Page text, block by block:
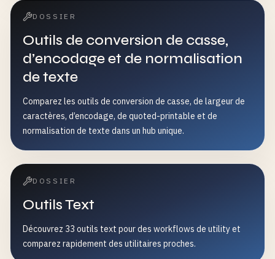
DOSSIER
Outils de conversion de casse,
d’encodage et de normalisation
de texte
Comparez les outils de conversion de casse, de largeur de
caractères, d’encodage, de quoted-printable et de
normalisation de texte dans un hub unique.
DOSSIER
Outils Text
Découvrez 33 outils text pour des workflows de utility et
comparez rapidement des utilitaires proches.